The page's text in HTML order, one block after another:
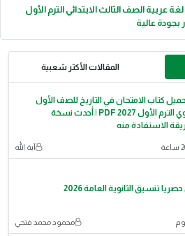
عربية الصف الثالث الابتدائي الترم الأول
المقالات الأكثر شعبية
كتاب الامتحان في التاريخ للصف الأول
الثانوي الترم الأول 2027 PDF | أحدث نسخة
الاستفادة منه
آية الله
حصريا تنسيق الثانوية العامة 2026
محمود محمد فتحي